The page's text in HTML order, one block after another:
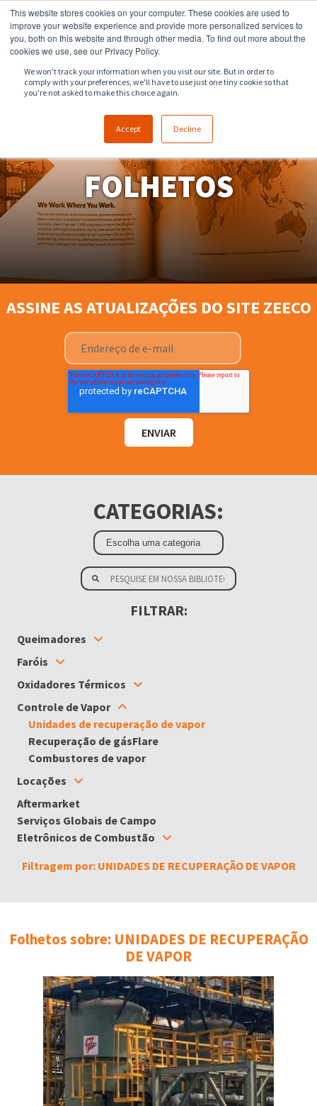
This website stores cookies on your computer. These cookies are used to
improve your website experience and provide more personalized services to
you, both on this website and through other media. To find out more about the
cookies we use, see our Privacy Policy.
We won't track your information when you visit our site. But in order to
comply with your preferences, we'll have to use just one tiny cookie so that
you're not asked to make this choice again.
Accept Decline
918.258.8551 sales@zeeco.com
FOLHETOS
ASSINE AS ATUALIZAÇÕES DO SITE ZEECO
CATEGORIAS:
FILTRAR:
Queimadores
Faróis
Oxidadores Térmicos
Controle de Vapor
Unidades de recuperação de vapor
Recuperação de gásFlare
Combustores de vapor
Locações
Aftermarket
Serviços Globais de Campo
Eletrônicos de Combustão
Filtragem por: UNIDADES DE RECUPERAÇÃO DE VAPOR
Folhetos sobre: UNIDADES DE RECUPERAÇÃO
DE VAPOR